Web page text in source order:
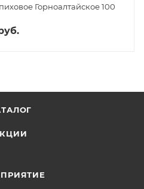
Горноалтайское 100